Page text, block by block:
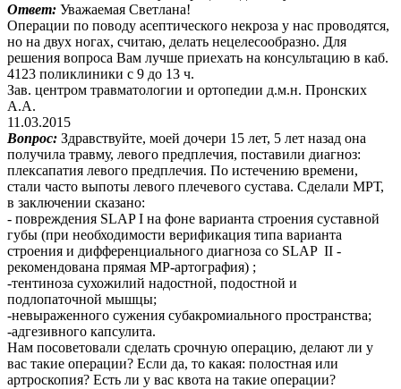
Ответ: Уважаемая Светлана!
Операции по поводу асептического некроза у нас проводятся,
но на двух ногах, считаю, делать нецелесообразно. Для
решения вопроса Вам лучше приехать на консультацию в каб.
4123 поликлиники с 9 до 13 ч.
Зав. центром травматологии и ортопедии д.м.н. Пронских
А.А.
11.03.2015
Вопрос: Здравствуйте, моей дочери 15 лет, 5 лет назад она
получила травму, левого предплечия, поставили диагноз:
плексапатия левого предплечия. По истечению времени,
стали часто выпоты левого плечевого сустава. Сделали МРТ,
в заключении сказано:
- повреждения SLAP I на фоне варианта строения суставной
губы (при необходимости верификация типа варианта
строения и дифференциального диагноза со SLAP II -
рекомендована прямая МР-артография) ;
-тентиноза сухожилий надостной, подостной и
подлопаточной мышцы;
-невыраженного сужения субакромиального пространства;
-адгезивного капсулита.
Нам посоветовали сделать срочную операцию, делают ли у
вас такие операции? Если да, то какая: полостная или
артроскопия? Есть ли у вас квота на такие операции?